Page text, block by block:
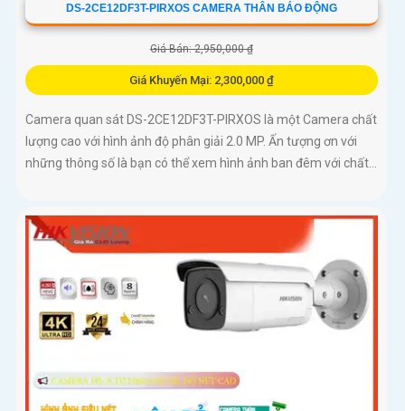
DS-2CE12DF3T-PIRXOS CAMERA THÂN BÁO ĐỘNG
Giá Bán: 2,950,000 ₫
Giá Khuyến Mại: 2,300,000 ₫
Camera quan sát DS-2CE12DF3T-PIRXOS là một Camera chất
lượng cao với hình ảnh độ phân giải 2.0 MP. Ấn tượng ơn với
những thông số là bạn có thể xem hình ảnh ban đêm với chất...